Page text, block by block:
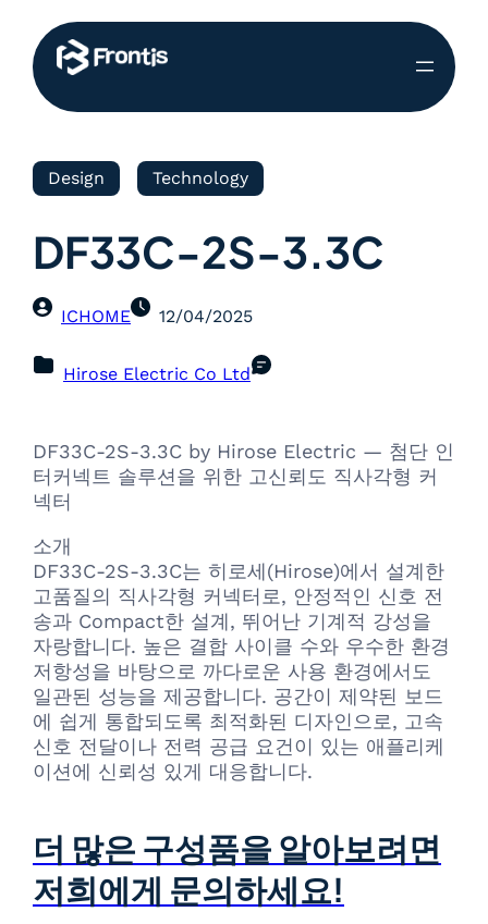
Design Technology
DF33C-2S-3.3C
ICHOME 12/04/2025
Hirose Electric Co Ltd
DF33C-2S-3.3C by Hirose Electric — 첨단 인
터커넥트 솔루션을 위한 고신뢰도 직사각형 커
넥터
소개
DF33C-2S-3.3C는 히로세(Hirose)에서 설계한
고품질의 직사각형 커넥터로, 안정적인 신호 전
송과 Compact한 설계, 뛰어난 기계적 강성을
자랑합니다. 높은 결합 사이클 수와 우수한 환경
저항성을 바탕으로 까다로운 사용 환경에서도
일관된 성능을 제공합니다. 공간이 제약된 보드
에 쉽게 통합되도록 최적화된 디자인으로, 고속
신호 전달이나 전력 공급 요건이 있는 애플리케
이션에 신뢰성 있게 대응합니다.
더 많은 구성품을 알아보려면
저희에게 문의하세요!